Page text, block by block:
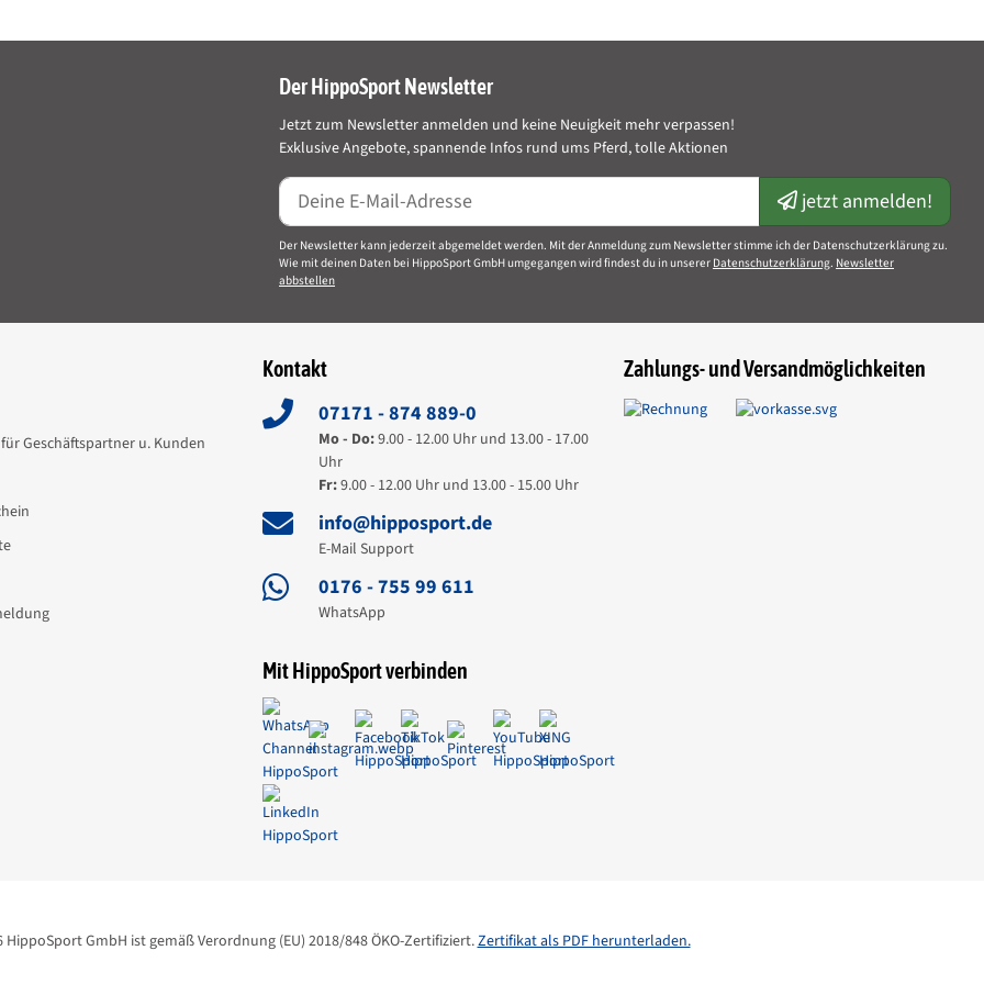
110, 48155 Münster, info@derby.de
Darreichungsform: Lose
Versandgewicht:
Artikelgewicht: 0,60 kg
Inhalt: 600,00 g
Der HippoSport Newsletter
Jetzt zum Newsletter anmelden und keine Neuigkeit mehr verpassen!
Exklusive Angebote, spannende Infos rund ums Pferd, tolle Aktionen
jetzt anmelden!
Der Newsletter kann jederzeit abgemeldet werden. Mit der Anmeldung zum Newsletter stimme ich der Datenschutzerklärung zu.
Wie mit deinen Daten bei HippoSport GmbH umgegangen wird findest du in unserer Datenschutzerklärung. Newsletter
abbstellen
Geschäftspartner u. Kunden
Kontakt
07171 - 874 889-0
Mo - Do:9.00 - 12.00 Uhr und 13.00 - 17.00
Uhr
Fr:9.00 - 12.00 Uhr und 13.00 - 15.00 Uhr
info@hipposport.de
E-Mail Support
0176 - 755 99 611
WhatsApp
Mit HippoSport verbinden
Zahlungs- und Versandmöglichkeiten
HippoSport GmbH ist gemäß Verordnung (EU) 2018/848 ÖKO-Zertifiziert.Zertifikat als PDF herunterladen.